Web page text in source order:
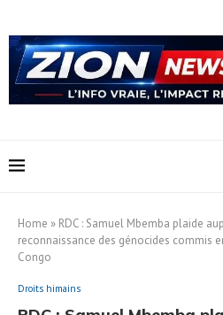
Home » RDC : Samuel Mbemba plaide
reconnaissance des génocides commis
Congo
Droits himains